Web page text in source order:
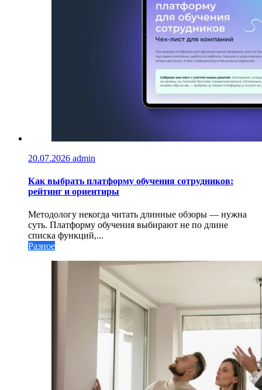
20.07.2026 admin
Как выбрать платформу обучения сотрудников:
рейтинг и ориентиры
Методологу некогда читать длинные обзоры — нужна
суть. Платформу обучения выбирают не по длине
списка функций,...
Разное